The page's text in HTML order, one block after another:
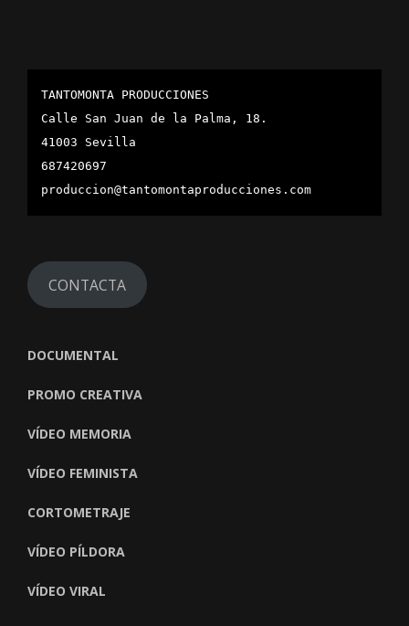
TANTOMONTA PRODUCCIONES
Calle San Juan de la Palma, 18.
41003 Sevilla
687420697
produccion@tantomontaproducciones.com
CONTACTA
DOCUMENTAL
PROMO CREATIVA
VÍDEO MEMORIA
VÍDEO FEMINISTA
CORTOMETRAJE
VÍDEO PÍLDORA
VÍDEO VIRAL